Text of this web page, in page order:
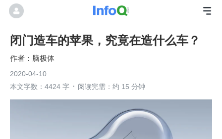
闭门造车的苹果，究竟在造什么车？
脑极体
2020-04-10
本文字数：4424 字
阅读完需：约 15 分钟